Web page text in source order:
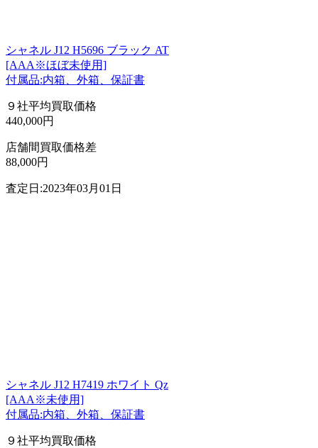
シャネル J12 H5696 ブラック AT
[AAA※ほぼ未使用]
付属品:内箱、外箱、保証書
９社平均買取価格
440,000円
店舗間買取価格差
88,000円
査定日:2023年03月01日
シャネル J12 H7419 ホワイト Qz
[AAA※未使用]
付属品:内箱、外箱、保証書
９社平均買取価格